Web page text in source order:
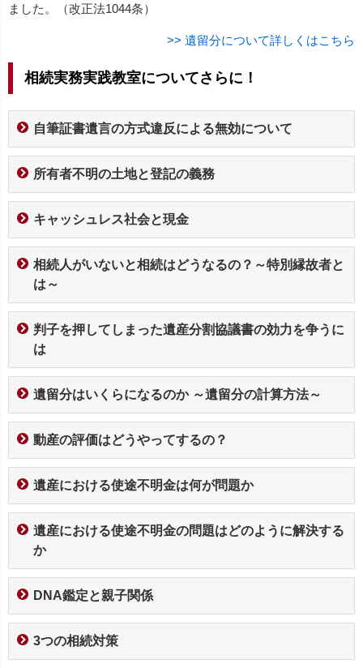
ました。（改正法1044条）
>> 遺留分について詳しくはこちら
相続実務実践教室についてさらに！
自筆証書遺言の方式違反による無効について
所有者不明の土地と登記の義務
キャッシュレス社会と現金
相続人がいないと相続はどうなるの？～特別縁故者と
は～
判子を押してしまった遺産分割協議書の効力を争うに
は
遺留分はいくらになるのか ～遺留分の計算方法～
動産の評価はどうやってするの？
遺産における使途不明金は何が問題か
遺産における使途不明金の問題はどのように解決する
か
DNA鑑定と親子関係
3つの相続対策